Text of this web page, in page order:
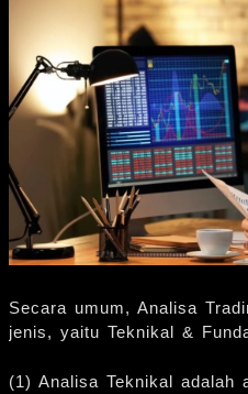
Secara umum, Analisa
jenis, yaitu Teknikal &
(1) Analisa Teknikal adalah